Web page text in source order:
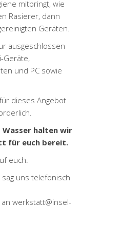
mitbringt, wie
Rasierer, dann
Geräten.
ausgeschlossen
Geräte,
und PC sowie
dieses Angebot
Wasser halten wir
für euch bereit.
euch.
uns telefonisch
werkstatt@insel-